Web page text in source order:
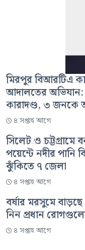
মিরপুর বিআরটিএ
আদালতের অভিযান:
কারাদণ্ড, ৩ জনকে
৪ সপ্তাহ আগে
সিলেট ও চট্টগ্রামে
পয়েন্টে নদীর পানি
ঝুঁকিতে ৭ জেলা
৪ সপ্তাহ আগে
বর্ষার মরসুমে
নিন প্রধান
৪ সপ্তাহ আগে